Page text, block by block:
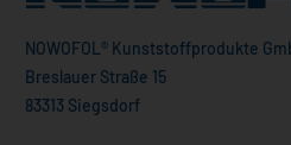
NOWOFOL® Kunststoffprodukte
Breslauer Straße 15
83313 Siegsdorf